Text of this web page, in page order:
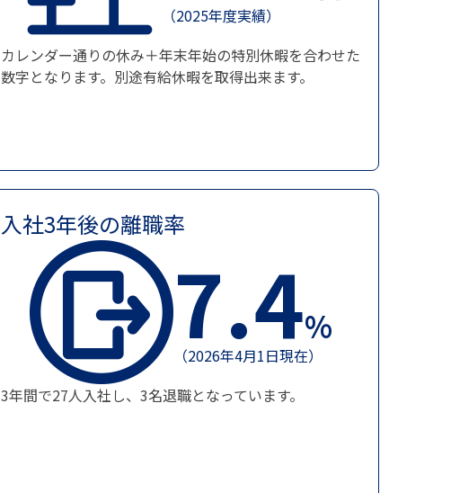
（2025年度実績）
カレンダー通りの休み＋年末年始の特別休暇を合わせた
数字となります。別途有給休暇を取得出来ます。
入社3年後の離職率
7.4%
（2026年4月1日現在）
3年間で27人入社し、3名退職となっています。